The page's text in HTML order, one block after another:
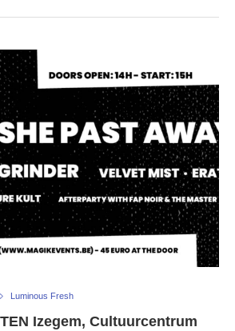
Luminous Fresh
Izegem, Cultuurcentrum